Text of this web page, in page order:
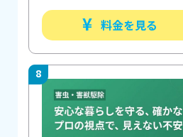
¥ 料金を見る
8